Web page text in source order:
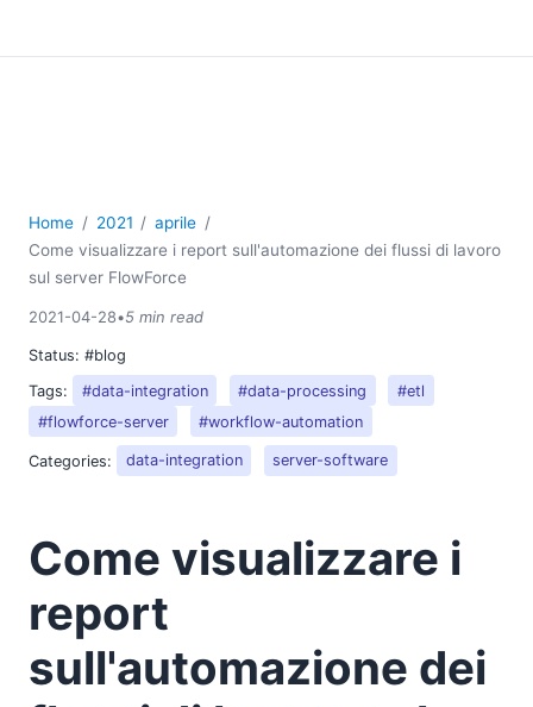
Home 2021
aprile
Come visualizzare i report sull'automazione dei flussi di lavoro
sul server FlowForce
2021-04-28•5 min read
Status: #blog
Tags:
#data-integration #data-processing
#etl
#flowforce-server
#workflow-automation
Categories: data-integration server-software
Come visualizzare i
report
sull'automazione dei